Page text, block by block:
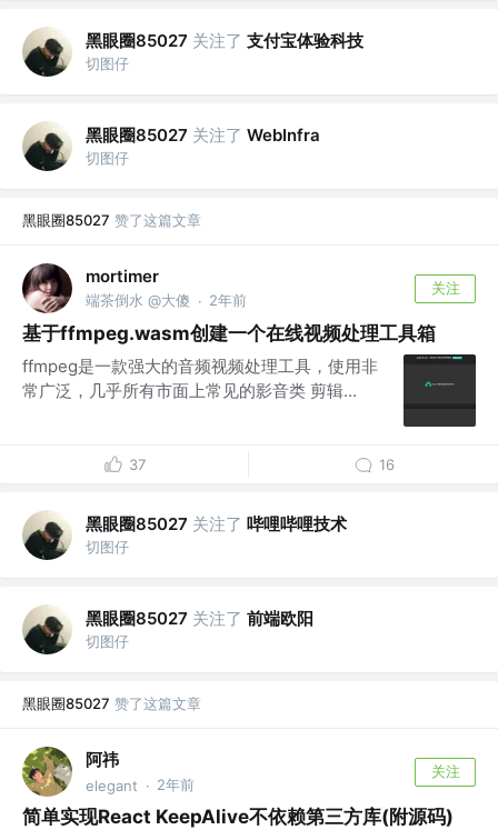
黑眼圈85027 关注了 支付宝体验科技
切图仔
黑眼圈85027 关注了 WebInfra
切图仔
黑眼圈85027 赞了这篇文章
mortimer
端茶倒水 @大傻 · 2年前
关注
基于ffmpeg.wasm创建一个在线视频处理工具箱
ffmpeg是一款强大的音频视频处理工具，使用非
常广泛，几乎所有市面上常见的影音类 剪辑...
37 16
黑眼圈85027 关注了 哔哩哔哩技术
切图仔
黑眼圈85027 关注了 前端欧阳
切图仔
黑眼圈85027 赞了这篇文章
阿祎
elegant · 2年前
关注
简单实现React KeepAlive不依赖第三方库(附源码)